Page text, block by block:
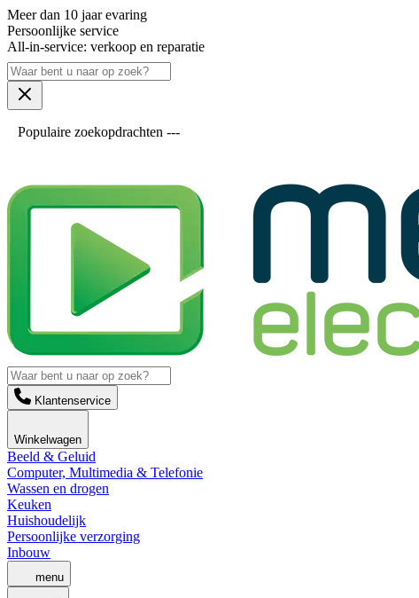
Meer dan 10 jaar evaring
Persoonlijke service
All-in-service: verkoop en reparatie
Populaire zoekopdrachten ---
Klantenservice
Winkelwagen
Beeld & Geluid
Computer, Multimedia & Telefonie
Wassen en drogen
Keuken
Huishoudelijk
Persoonlijke verzorging
Inbouw
menu